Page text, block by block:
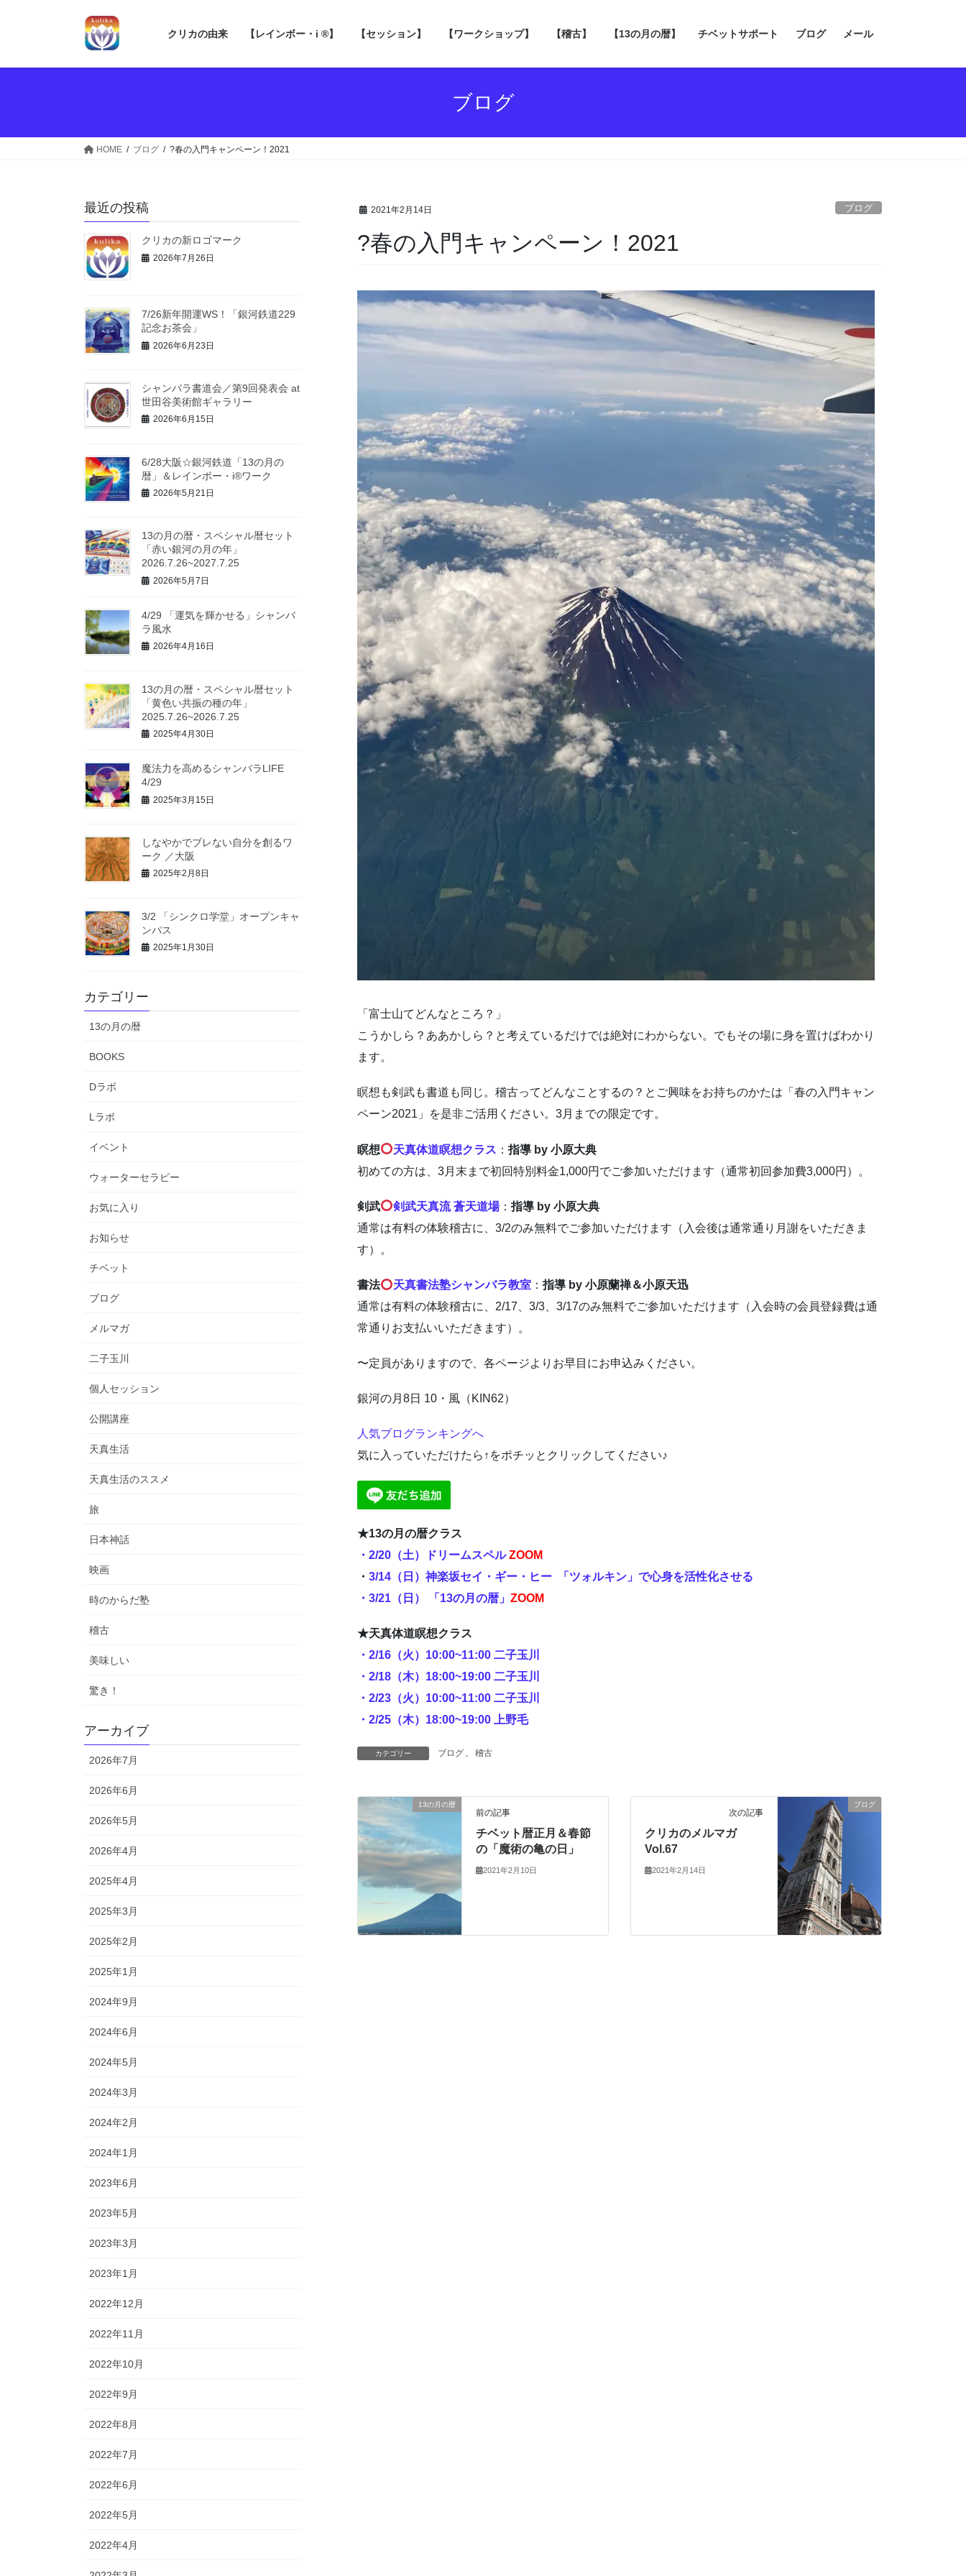
クリカの由来 【レインボー・i ®】 【セッション】 【ワークショップ】 【稽古】 【13の月の暦】 チベットサポート ブログ メール
ブログ
HOME ブログ ?春の入門キャンペーン！2021
2021年2月14日 ブログ
?春の入門キャンペーン！2021
「富士山てどんなところ？」
こうかしら？ああかしら？と考えているだけでは絶対にわからない。でもその場に身を置けばわかり
ます。
瞑想も剣武も書道も同じ。稽古ってどんなことするの？とご興味をお持ちのかたは「春の入門キャン
ペーン2021」を是非ご活用ください。3月までの限定です。
瞑想 天真体道瞑想クラス ：指導 by 小原大典
初めての方は、3月末まで初回特別料金1,000円でご参加いただけます（通常初回参加費3,000円）。
剣武 剣武天真流 蒼天道場：指導 by 小原大典
通常は有料の体験稽古に、3/2のみ無料でご参加いただけます（入会後は通常通り月謝をいただきま
す）。
書法 天真書法塾シャンバラ教室 ：指導 by 小原蘭禅＆小原天迅
通常は有料の体験稽古に、2/17、3/3、3/17のみ無料でご参加いただけます（入会時の会員登録費は通
常通りお支払いいただきます）。
〜定員がありますので、各ページよりお早目にお申込みください。
銀河の月8日 10・風（KIN62）
人気ブログランキングへ
気に入っていただけたら↑をポチッとクリックしてください♪
★13の月の暦クラス
・2/20（土）ドリームスペルZOOM
・ 3/14（日）神楽坂セイ・ギー・ヒー 「ツォルキン」で心身を活性化させる
・3/21（日） 「13の月の暦」 ZOOM
★天真体道瞑想クラス
・2/16（火）10:00~11:00 二子玉川
・2/18（木）18:00~19:00 二子玉川
・ 2/23（火）10:00~11:00 二子玉川
・ 2/25（木）18:00~19:00 上野毛
カテゴリー ブログ 、 稽古
13の月の暦
前の記事
チベット暦正月＆春節
の「魔術の亀の日」
2021年2月10日
ブログ
次の記事
クリカのメルマガ
Vol.67
2021年2月14日
最近の投稿
クリカの新ロゴマーク
2026年7月26日
7/26新年開運WS！「銀河鉄道229
記念お茶会」
2026年6月23日
シャンバラ書道会／第9回発表会 at
世田谷美術館ギャラリー
2026年6月15日
6/28大阪☆銀河鉄道「13の月の
暦」＆レインボー・i®ワーク
2026年5月21日
13の月の暦・スペシャル暦セット
「赤い銀河の月の年」
2026.7.26~2027.7.25
2026年5月7日
4/29 「運気を輝かせる」シャンバ
ラ風水
2026年4月16日
13の月の暦・スペシャル暦セット
「黄色い共振の種の年」
2025.7.26~2026.7.25
2025年4月30日
魔法力を高めるシャンバラLIFE
4/29
2025年3月15日
しなやかでブレない自分を創るワ
ーク ／大阪
2025年2月8日
3/2 「シンクロ学堂」オープンキャ
ンパス
2025年1月30日
カテゴリー
13の月の暦
BOOKS
Dラボ
Lラボ
イベント
ウォーターセラピー
お気に入り
お知らせ
チベット
ブログ
メルマガ
二子玉川
個人セッション
公開講座
天真生活
天真生活のススメ
旅
日本神話
映画
時のからだ塾
稽古
美味しい
驚き！
アーカイブ
2026年7月
2026年6月
2026年5月
2026年4月
2025年4月
2025年3月
2025年2月
2025年1月
2024年9月
2024年6月
2024年5月
2024年3月
2024年2月
2024年1月
2023年6月
2023年5月
2023年3月
2023年1月
2022年12月
2022年11月
2022年10月
2022年9月
2022年8月
2022年7月
2022年6月
2022年5月
2022年4月